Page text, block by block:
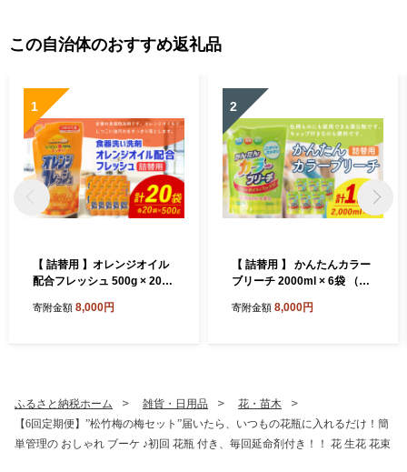
この自治体のおすすめ返礼品
1
【 詰替用 】オレンジオイル
配合フレッシュ 500g × 20袋
用 洗剤 食器洗い 食器 食器洗
寄附金額 8,000円
2
【 詰替用 】 かんたんカラー
ブリーチ 2000ml × 6袋 （合
漂白剤 衣料 洋服 布 洗濯 詰
寄附金額 8,000円
ふるさと納税ホーム 雑貨・日用品
花・苗木
【6回定期便】”松竹梅の梅セット”届いたら、いつもの花瓶に入れるだけ！簡
単管理の おしゃれ ブーケ ♪初回 花瓶 付き、毎回延命剤付き！！ 花 生花 花束